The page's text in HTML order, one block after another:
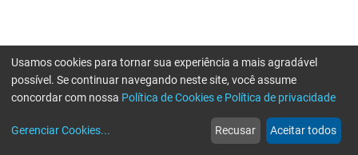
web
Notícias
more_horiz
Mais
Usamos cookies para tornar sua experiência a mais agradável
possível. Se continuar navegando neste site, você assume
concordar com nossa Política de Cookies e Política de privacidade
Gerenciar Cookies... Recusar Aceitar todos
Erro ao enviar informações, por favor tente novamente